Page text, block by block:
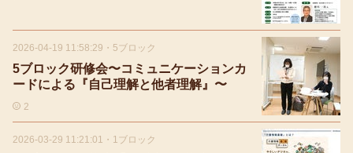
2026-04-19 11:58:29 ・ 5ブロック
5ブロック研修会〜コミュニケーションカ
ードによる『自己理解と他者理解』〜
2
2026-03-29 11:21:01 ・ 1ブロック